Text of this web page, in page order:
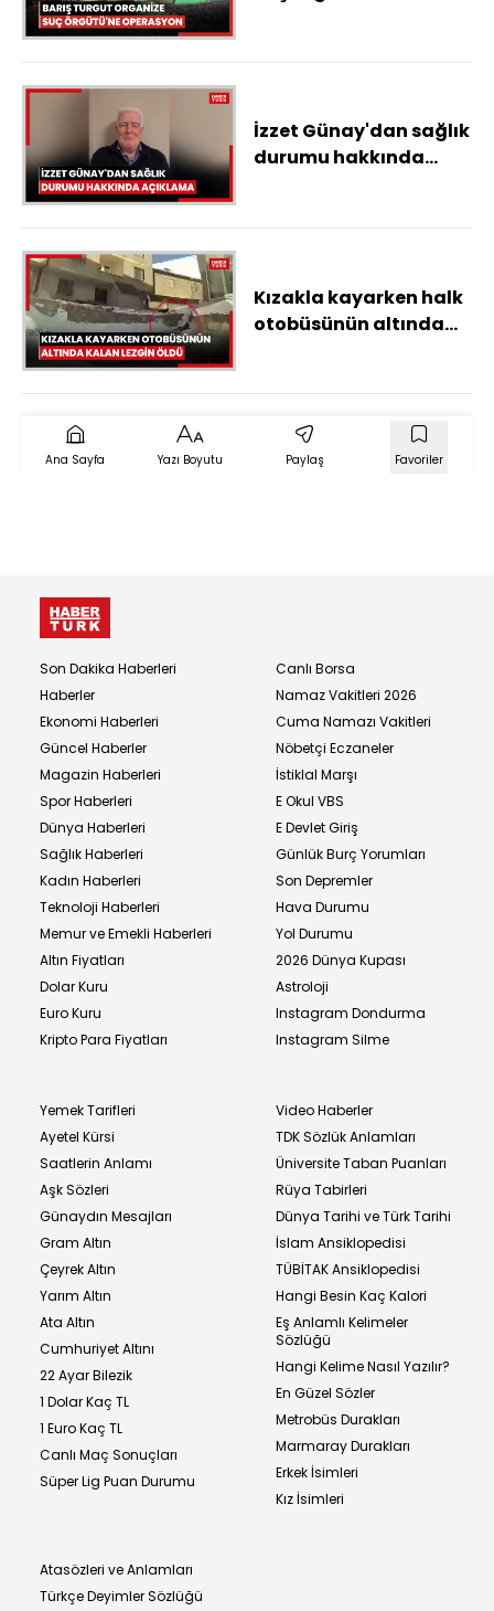
İzzet Günay'dan sağlık
durumu hakkında
Kızakla kayarken halk
otobüsünün altında
Ana Sayfa Yazı Boyutu Paylaş Favoriler
Son Dakika Haberleri
Haberler
Ekonomi Haberleri
Güncel Haberler
Magazin Haberleri
Spor Haberleri
Dünya Haberleri
Sağlık Haberleri
Kadın Haberleri
Teknoloji Haberleri
Memur ve Emekli Haberleri
Altın Fiyatları
Dolar Kuru
Euro Kuru
Kripto Para Fiyatları
Canlı Borsa
Namaz Vakitleri 2026
Cuma Namazı Vakitleri
Nöbetçi Eczaneler
İstiklal Marşı
E Okul VBS
E Devlet Giriş
Günlük Burç Yorumları
Son Depremler
Hava Durumu
Yol Durumu
2026 Dünya Kupası
Astroloji
Instagram Dondurma
Instagram Silme
Yemek Tarifleri
Ayetel Kürsi
Saatlerin Anlamı
Aşk Sözleri
Günaydın Mesajları
Gram Altın
Çeyrek Altın
Yarım Altın
Ata Altın
Cumhuriyet Altını
22 Ayar Bilezik
1 Dolar Kaç TL
1 Euro Kaç TL
Canlı Maç Sonuçları
Süper Lig Puan Durumu
Video Haberler
TDK Sözlük Anlamları
Üniversite Taban Puanları
Rüya Tabirleri
Dünya Tarihi ve Türk Tarihi
İslam Ansiklopedisi
TÜBİTAK Ansiklopedisi
Hangi Besin Kaç Kalori
Eş Anlamlı Kelimeler
Sözlüğü
Hangi Kelime Nasıl Yazılır?
En Güzel Sözler
Metrobüs Durakları
Marmaray Durakları
Erkek İsimleri
Kız İsimleri
Atasözleri ve Anlamları
Türkçe Deyimler Sözlüğü